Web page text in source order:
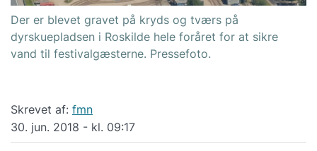
Der er blevet gravet på kryds og tværs på
dyrskuepladsen i Roskilde hele foråret for at sikre
vand til festivalgæsterne. Pressefoto.
Skrevet af: fmn
30. jun. 2018 - kl. 09:17